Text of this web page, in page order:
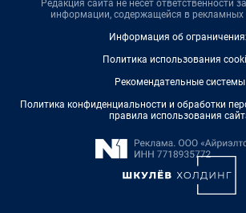
Редакция сайта не несет ответственности
информации, содержащейся в рекламных
Информация об
Политика использования
Рекомендательные системы
Политика конфиденциальности и обработки
правила использования